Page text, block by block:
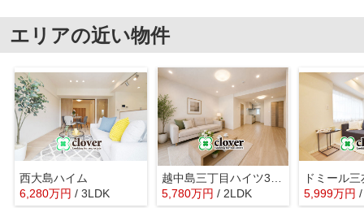
エリアの近い物件
西大島ハイム
6,280万円 / 3LDK
5,780万円 / 2LDK
ドミール三
5,999万円